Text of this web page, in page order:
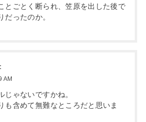
とごとく断られ、笠原を出した後で
だったのか。
AM
じゃないですかね。
も含めて無難なところだと思いま